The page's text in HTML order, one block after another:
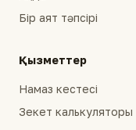
Бір аят тәпсірі
Қызметтер
Намаз кестесі
Зекет калькуляторы